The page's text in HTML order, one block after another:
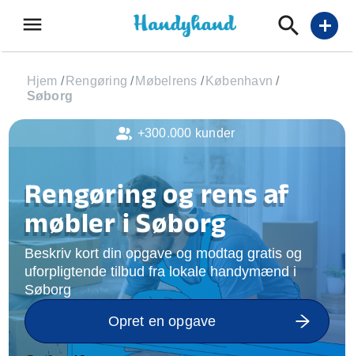
menu add
Hjem / Rengøring / Møbelrens / København /
Søborg
Rengøring og rens af
møbler i Søborg
Beskriv kort din opgave og modtag gratis og
uforpligtende tilbud fra lokale handymænd i
Søborg
Opret en opgave
+300.000 kunder